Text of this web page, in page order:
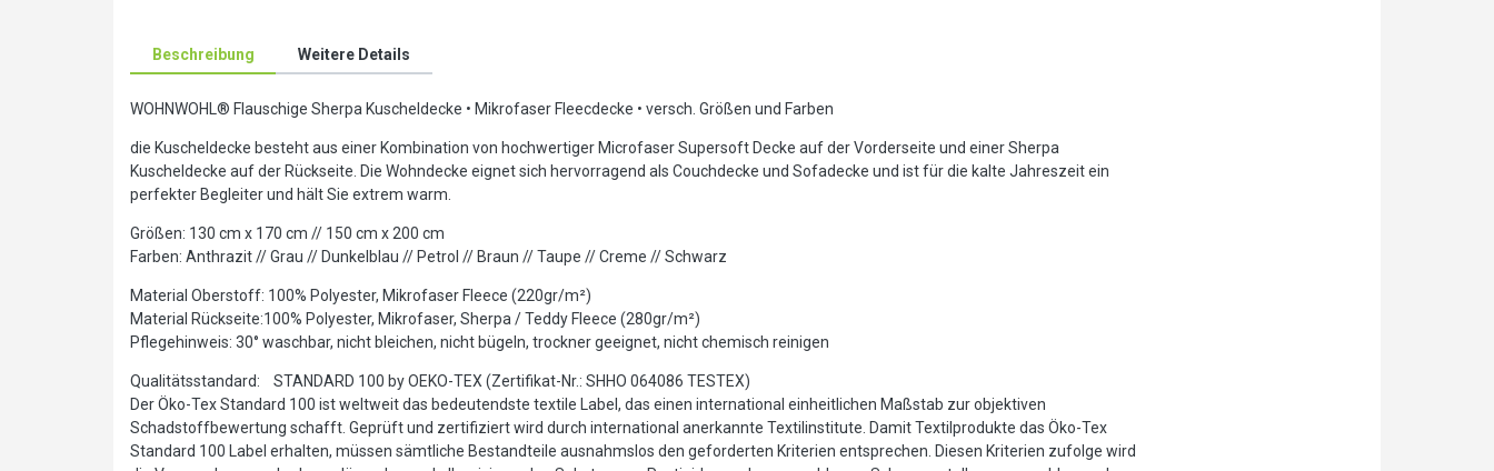
Beschreibung Weitere Details
WOHNWOHL® Flauschige Sherpa Kuscheldecke • Mikrofaser Fleecdecke • versch. Größen und Farben
die Kuscheldecke besteht aus einer Kombination von hochwertiger Microfaser Supersoft Decke auf der Vorderseite und einer Sherpa
Kuscheldecke auf der Rückseite. Die Wohndecke eignet sich hervorragend als Couchdecke und Sofadecke und ist für die kalte Jahreszeit ein
perfekter Begleiter und hält Sie extrem warm.
Größen: 130 cm x 170 cm // 150 cm x 200 cm
Farben: Anthrazit // Grau // Dunkelblau // Petrol // Braun // Taupe // Creme // Schwarz
Material Oberstoff: 100% Polyester, Mikrofaser Fleece (220gr/m²)
Material Rückseite:100% Polyester, Mikrofaser, Sherpa / Teddy Fleece (280gr/m²)
Pflegehinweis: 30° waschbar, nicht bleichen, nicht bügeln, trockner geeignet, nicht chemisch reinigen
Qualitätsstandard: STANDARD 100 by OEKO-TEX (Zertifikat-Nr.: SHHO 064086 TESTEX)
Der Öko-Tex Standard 100 ist weltweit das bedeutendste textile Label, das einen international einheitlichen Maßstab zur objektiven
Schadstoffbewertung schafft. Geprüft und zertifiziert wird durch international anerkannte Textilinstitute. Damit Textilprodukte das Öko-Tex
Standard 100 Label erhalten, müssen sämtliche Bestandteile ausnahmslos den geforderten Kriterien entsprechen. Diesen Kriterien zufolge wird